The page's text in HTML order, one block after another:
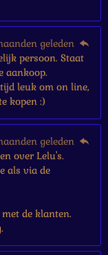
geleden
persoon. Staat
aankoop.
leuk om on line,
kopen :)
geleden
over Lelu's.
als via de
de klanten.